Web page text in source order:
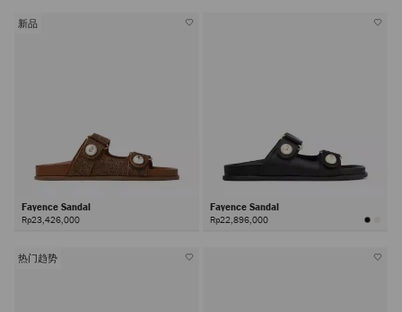
新品
Fayence Sandal
Rp23,426,000
Fayence Sandal
Rp22,896,000
热门趋势